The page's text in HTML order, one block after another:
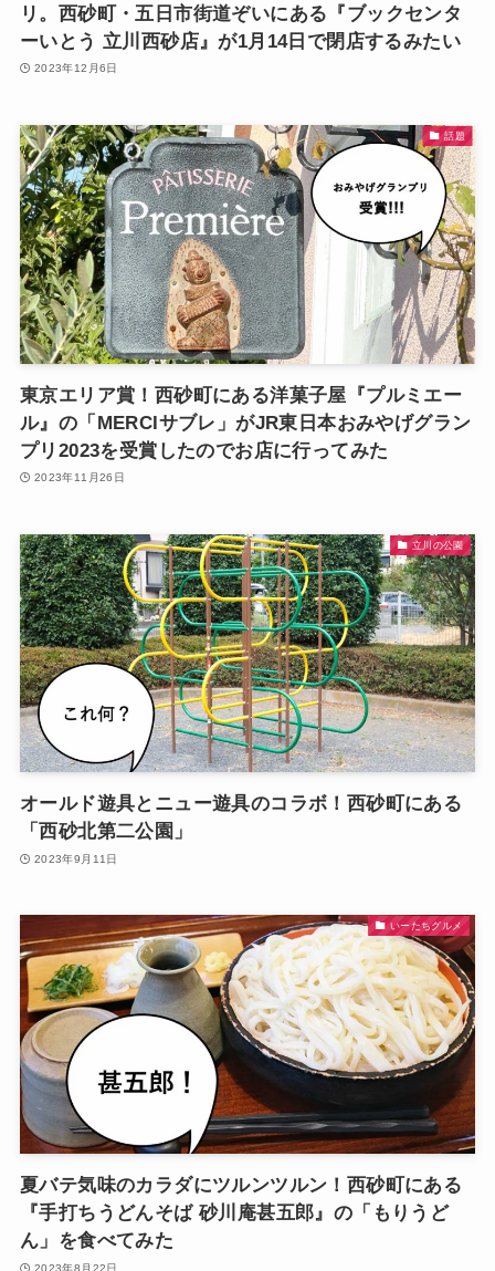
リ。西砂町・五日市街道ぞいにある『ブックセンタ
ーいとう 立川西砂店』が1月14日で閉店するみたい
2023年12月6日
話題
東京エリア賞！西砂町にある洋菓子屋『プルミエー
ル』の「MERCIサブレ」がJR東日本おみやげグラン
プリ2023を受賞したのでお店に行ってみた
2023年11月26日
立川の公園
オールド遊具とニュー遊具のコラボ！西砂町にある
「西砂北第二公園」
2023年9月11日
いーたちグルメ
夏バテ気味のカラダにツルンツルン！西砂町にある
『手打ちうどんそば 砂川庵甚五郎』の「もりうど
ん」を食べてみた
2023年8月22日